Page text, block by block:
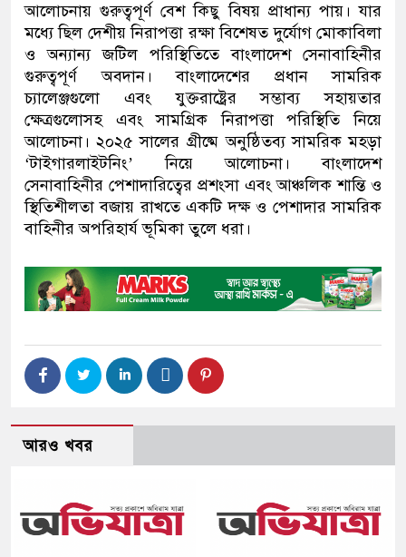
আলোচনায় গুরুত্বপূর্ণ বেশ কিছু বিষয় প্রাধান্য পায়। যার
মধ্যে ছিল দেশীয় নিরাপত্তা রক্ষা বিশেষত দুর্যোগ মোকাবিলা
ও অন্যান্য জটিল পরিস্থিতিতে বাংলাদেশ সেনাবাহিনীর
গুরুত্বপূর্ণ অবদান। বাংলাদেশের প্রধান সামরিক
চ্যালেঞ্জগুলো এবং যুক্তরাষ্ট্রের সম্ভাব্য সহায়তার
ক্ষেত্রগুলোসহ এবং সামগ্রিক নিরাপত্তা পরিস্থিতি নিয়ে
আলোচনা। ২০২৫ সালের গ্রীষ্মে অনুষ্ঠিতব্য সামরিক মহড়া
‘টাইগারলাইটনিং’ নিয়ে আলোচনা। বাংলাদেশ
সেনাবাহিনীর পেশাদারিত্বের প্রশংসা এবং আঞ্চলিক শান্তি ও
স্থিতিশীলতা বজায় রাখতে একটি দক্ষ ও পেশাদার সামরিক
বাহিনীর অপরিহার্য ভূমিকা তুলে ধরা।
আরও খবর